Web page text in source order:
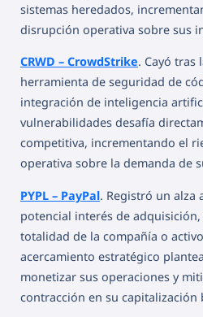
sistemas heredados,
disrupción operativa sobre sus
CRWD – CrowdStrike. Cayó tras
herramienta de seguridad de
integración de inteligencia
vulnerabilidades desafía
competitiva, incrementando el
operativa sobre la demanda de
PYPL – PayPal. Registró un alza
potencial interés de
totalidad de la compañía o
acercamiento estratégico
monetizar sus operaciones y
contracción en su capitalización